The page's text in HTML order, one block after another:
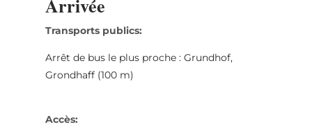
Arrivée
Transports publics:
Arrêt de bus le plus proche : Grundhof,
Grondhaff (100 m)
Accès: